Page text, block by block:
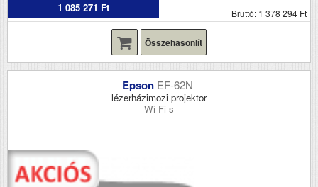
1 085 271 Ft
Bruttó: 1 378 294 Ft
Összehasonlít
Epson EF-62N
lézerházimozi projektor
Wi-Fi-s